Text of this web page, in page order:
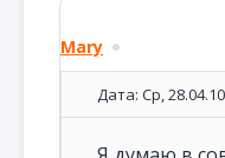
Mary
Дата: Ср,